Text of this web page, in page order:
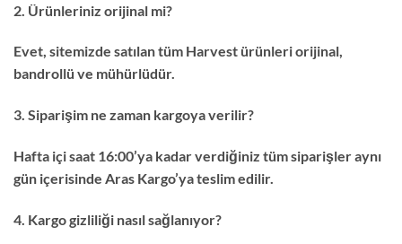
2. Ürünleriniz orijinal mi?
Evet, sitemizde satılan tüm Harvest ürünleri orijinal,
bandrollü ve mühürlüdür.
3. Siparişim ne zaman kargoya verilir?
Hafta içi saat 16:00’ya kadar verdiğiniz tüm siparişler aynı
gün içerisinde Aras Kargo’ya teslim edilir.
4. Kargo gizliliği nasıl sağlanıyor?